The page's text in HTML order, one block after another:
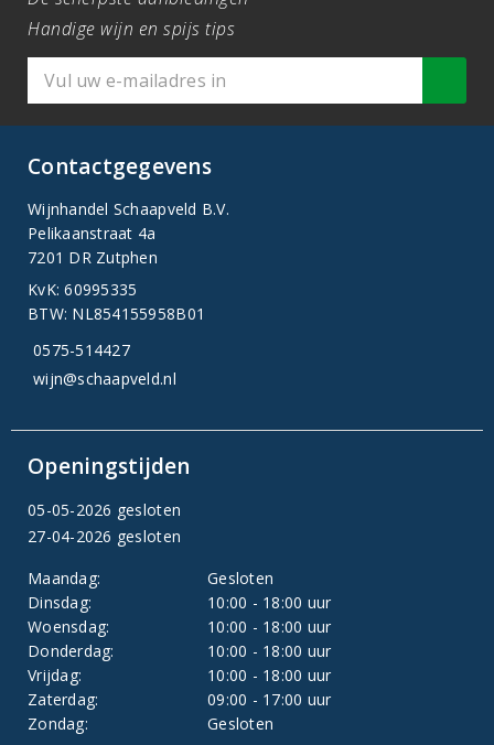
Handige wijn en spijs tips
Contactgegevens
Wijnhandel Schaapveld B.V.
Pelikaanstraat 4a
7201 DR Zutphen
KvK: 60995335
BTW: NL854155958B01
0575-514427
wijn@schaapveld.nl
Openingstijden
05-05-2026 gesloten
27-04-2026 gesloten
Maandag:
Gesloten
Dinsdag:
10:00 - 18:00 uur
Woensdag:
10:00 - 18:00 uur
Donderdag:
10:00 - 18:00 uur
Vrijdag:
10:00 - 18:00 uur
Zaterdag:
09:00 - 17:00 uur
Zondag:
Gesloten